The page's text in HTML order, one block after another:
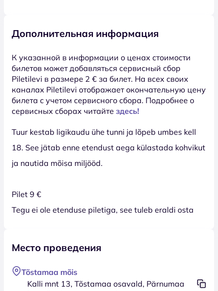
Дополнительная информация
К указанной в информации о ценах стоимости
билетов может добавляться сервисный сбор
Piletilevi в размере 2 € за билет. На всех своих
каналах Piletilevi отображает окончательную цену
билета с учетом сервисного сбора. Подробнее о
сервисных сборах читайте здесь!
Tuur kestab ligikaudu ühe tunni ja lõpeb umbes kell
18. See jätab enne etendust aega külastada kohvikut
ja nautida mõisa miljööd.
Pilet 9 €
Tegu ei ole etenduse piletiga, see tuleb eraldi osta
Место проведения
Tõstamaa mõis
Kalli mnt 13, Tõstamaa osavald, Pärnumaa